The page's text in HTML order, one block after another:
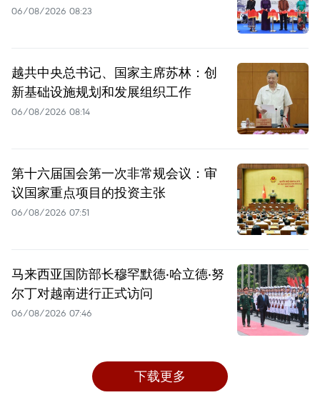
06/08/2026 08:23
越共中央总书记、国家主席苏林：创
新基础设施规划和发展组织工作
06/08/2026 08:14
第十六届国会第一次非常规会议：审
议国家重点项目的投资主张
06/08/2026 07:51
马来西亚国防部长穆罕默德·哈立德·努
尔丁对越南进行正式访问
06/08/2026 07:46
下载更多